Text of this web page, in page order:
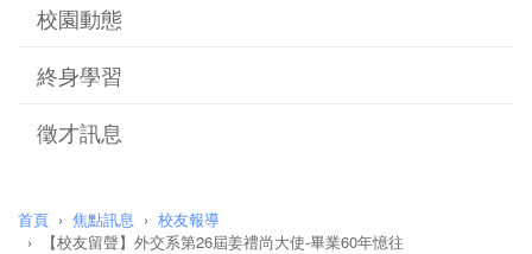
校園動態
終身學習
徵才訊息
首頁 焦點訊息
校友報導
【校友留聲】外交系第26屆姜禮尚大使-畢業60年憶往